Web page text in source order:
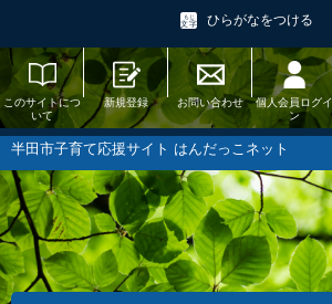
ひらがなをつける
このサイトにつ
いて
新規登録 お問い合わせ
個人会員ログイ
ン
半田市子育て応援サイト はんだっこネット